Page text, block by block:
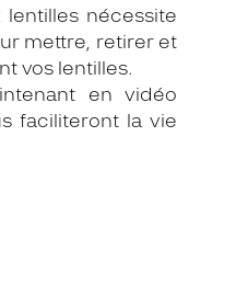
nécessite
mettre, retirer et
vos lentilles.
en vidéo
faciliteront la vie